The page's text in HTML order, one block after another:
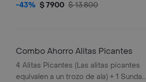
-43% $ 7900 $ 13.800
Combo Ahorro Alitas Picantes
4 Alitas Picantes (Las alitas picantes
equivalen a un trozo de ala) + 1 Sundae